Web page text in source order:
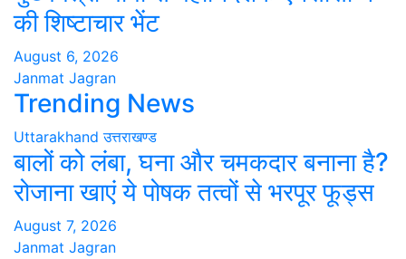
की शिष्टाचार भेंट
August 6, 2026
Janmat Jagran
Trending News
Uttarakhand उत्तराखण्ड
बालों को लंबा, घना और चमकदार बनाना है?
रोजाना खाएं ये पोषक तत्वों से भरपूर फूड्स
August 7, 2026
Janmat Jagran